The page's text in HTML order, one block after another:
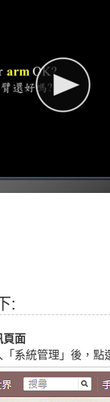
:
頁面
系統管理」後，